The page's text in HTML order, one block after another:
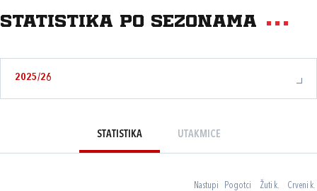
Statistika po sezonama
2025/26
STATISTIKA UTAKMICE
Nastupi Pogotci Žuti k. Crveni k.